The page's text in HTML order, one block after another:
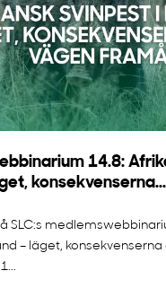
14.8:
konsekvenserna...
SLC:s
– läget,